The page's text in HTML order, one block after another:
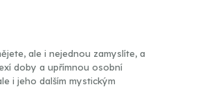
ale i nejednou zamyslíte, a
doby a upřímnou osobní
i jeho dalším mystickým